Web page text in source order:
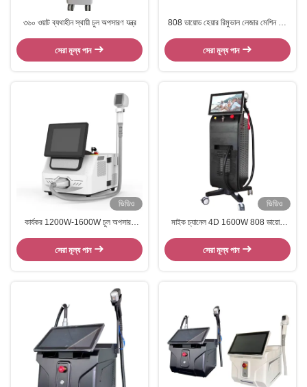
৩৬০ ওয়াট ব্যথাহীন স্থায়ী চুল অপসারণ যন্ত্র
সেরা মূল্য পান
808 ডায়োড হেয়ার রিমুভাল লেজার মেশিন 12
সেরা মূল্য পান
ভিডিও
কার্যকর 1200W-1600W চুল অপসারণ
সেরা মূল্য পান
ভিডিও
মাইক চ্যানেল 4D 1600W 808 ডায়োড
সেরা মূল্য পান